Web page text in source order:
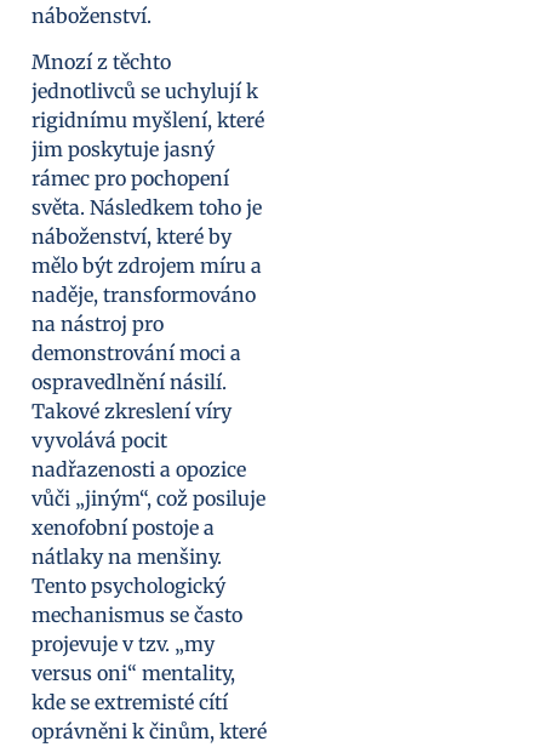
náboženství.
Mnozí z těchto
jednotlivců se uchylují k
rigidnímu myšlení, které
jim poskytuje jasný
rámec pro pochopení
světa. Následkem toho je
náboženství, které by
mělo být zdrojem míru a
naděje, transformováno
na nástroj pro
demonstrování moci a
ospravedlnění násilí.
Takové zkreslení víry
vyvolává pocit
nadřazenosti a opozice
vůči „jiným“, což posiluje
xenofobní postoje a
nátlaky na menšiny.
Tento psychologický
mechanismus se často
projevuje v tzv. „my
versus oni“ mentality,
kde se extremisté cítí
oprávněni k činům, které